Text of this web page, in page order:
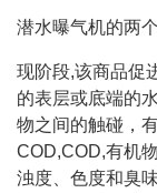
潜水曝气机的两
现阶段,该商品促
的表层或底端的
物之间的触碰，
COD,COD,有机
浊度、色度和臭